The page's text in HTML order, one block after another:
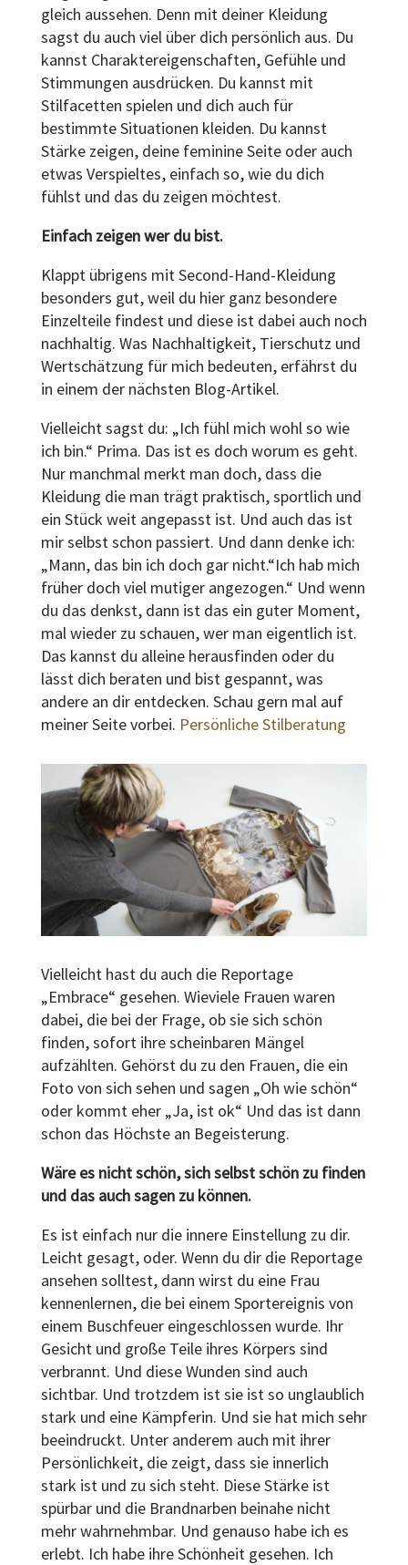
gleich aussehen. Denn mit deiner Kleidung
sagst du auch viel über dich persönlich aus. Du
kannst Charaktereigenschaften, Gefühle und
Stimmungen ausdrücken. Du kannst mit
Stilfacetten spielen und dich auch für
bestimmte Situationen kleiden. Du kannst
Stärke zeigen, deine feminine Seite oder auch
etwas Verspieltes, einfach so, wie du dich
fühlst und das du zeigen möchtest.
Einfach zeigen wer du bist.
Klappt übrigens mit Second-Hand-Kleidung
besonders gut, weil du hier ganz besondere
Einzelteile findest und diese ist dabei auch noch
nachhaltig. Was Nachhaltigkeit, Tierschutz und
Wertschätzung für mich bedeuten, erfährst du
in einem der nächsten Blog-Artikel.
Vielleicht sagst du: „Ich fühl mich wohl so wie
ich bin.“ Prima. Das ist es doch worum es geht.
Nur manchmal merkt man doch, dass die
Kleidung die man trägt praktisch, sportlich und
ein Stück weit angepasst ist. Und auch das ist
mir selbst schon passiert. Und dann denke ich:
„Mann, das bin ich doch gar nicht.“Ich hab mich
früher doch viel mutiger angezogen.“ Und wenn
du das denkst, dann ist das ein guter Moment,
mal wieder zu schauen, wer man eigentlich ist.
Das kannst du alleine herausfinden oder du
lässt dich beraten und bist gespannt, was
andere an dir entdecken. Schau gern mal auf
meiner Seite vorbei. Persönliche Stilberatung
Vielleicht hast du auch die Reportage
„Embrace“ gesehen. Wieviele Frauen waren
dabei, die bei der Frage, ob sie sich schön
finden, sofort ihre scheinbaren Mängel
aufzählten. Gehörst du zu den Frauen, die ein
Foto von sich sehen und sagen „Oh wie schön“
oder kommt eher „Ja, ist ok“ Und das ist dann
schon das Höchste an Begeisterung.
Wäre es nicht schön, sich selbst schön zu finden
und das auch sagen zu können.
Es ist einfach nur die innere Einstellung zu dir.
Leicht gesagt, oder. Wenn du dir die Reportage
ansehen solltest, dann wirst du eine Frau
kennenlernen, die bei einem Sportereignis von
einem Buschfeuer eingeschlossen wurde. Ihr
Gesicht und große Teile ihres Körpers sind
verbrannt. Und diese Wunden sind auch
sichtbar. Und trotzdem ist sie ist so unglaublich
stark und eine Kämpferin. Und sie hat mich sehr
beeindruckt. Unter anderem auch mit ihrer
Persönlichkeit, die zeigt, dass sie innerlich
stark ist und zu sich steht. Diese Stärke ist
spürbar und die Brandnarben beinahe nicht
mehr wahrnehmbar. Und genauso habe ich es
erlebt. Ich habe ihre Schönheit gesehen. Ich